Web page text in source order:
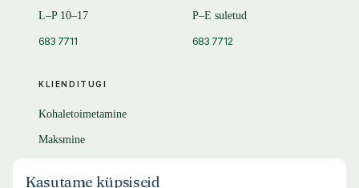
KLIENDITUGI
Kohaletoimetamine
Maksmine
L–P 10–17
683 7711
P–E suletud
683 7712
Kasutame küpsiseid